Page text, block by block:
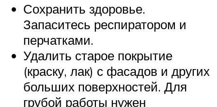
Сохранить здоровье.
Запаситесь респиратором и
перчатками.
Удалить старое покрытие
(краску, лак) с фасадов и других
больших поверхностей. Для
грубой работы нужен